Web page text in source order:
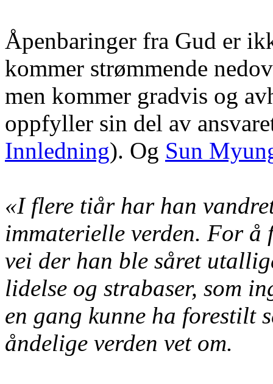
Åpenbaringer fra Gud er
kommer strømmende
men kommer gradvis og
oppfyller sin del av
Innledning). Og Sun
«I flere tiår har han
immaterielle verden. For å
vei der han ble såret
lidelse og strabaser, som
en gang kunne ha forestilt
åndelige verden vet om.